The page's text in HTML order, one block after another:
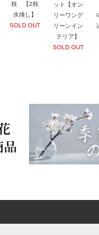
枝 【2枝
水挿し】
SOLD OUT
ット【オン
リーワング
リーンイン
テリア】
SOLD OUT